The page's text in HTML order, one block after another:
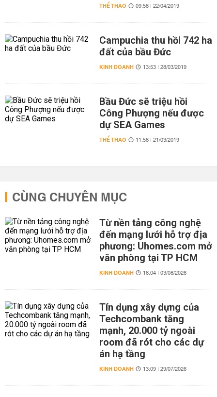
THỂ THAO 09:58 | 22/04/2019
Campuchia thu hồi 742 ha
đất của bầu Đức
KINH DOANH 13:53 | 28/03/2019
Bầu Đức sẽ triệu hồi
Công Phượng nếu được
dự SEA Games
THỂ THAO 11:58 | 21/03/2019
CÙNG CHUYÊN MỤC
Từ nền tảng công nghệ
đến mạng lưới hỗ trợ địa
phương: Uhomes.com mở
văn phòng tại TP HCM
KINH DOANH 16:04 | 03/08/2026
Tín dụng xây dựng của
Techcombank tăng
mạnh, 20.000 tỷ ngoài
room đã rót cho các dự
án hạ tầng
KINH DOANH 13:09 | 29/07/2026